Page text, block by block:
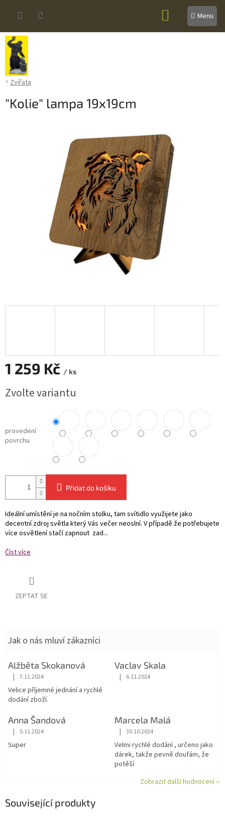
NÁKUPNÍ
KOŠÍK
Zvířata
"Kolie" lampa 19x19cm
1 259 Kč / ks
cena:
Zvolte variantu
provedení
povrchu
Přidat do košíku
Ideální umístění je na nočním stolku, tam svítidlo využijete jako
decentní zdroj světla který Vás večer neoslní. V případě že potřebujete
více osvětlení stačí zapnout zad...
Číst více
ZEPTAT SE
Jak o nás mluví zákazníci
Alžběta Skokanová
Hodnocení obchodu je 5 z 5 hvězdiček.
| 7.11.2024
Velice příjemné jednání a rychlé
dodání zboží.
Vaclav Skala
Hodnocení obchodu je 5 z 5
| 6.11.2024
Anna Šandová
Hodnocení obchodu je 5 z 5 hvězdiček.
| 5.11.2024
Super
Marcela Malá
Hodnocení obchodu je 5 z 5
| 30.10.2024
Velmi rychlé dodání , určeno jako
dárek, takže pevně doufám, že
potěší
Zobrazit další hodnocení ››
Související produkty